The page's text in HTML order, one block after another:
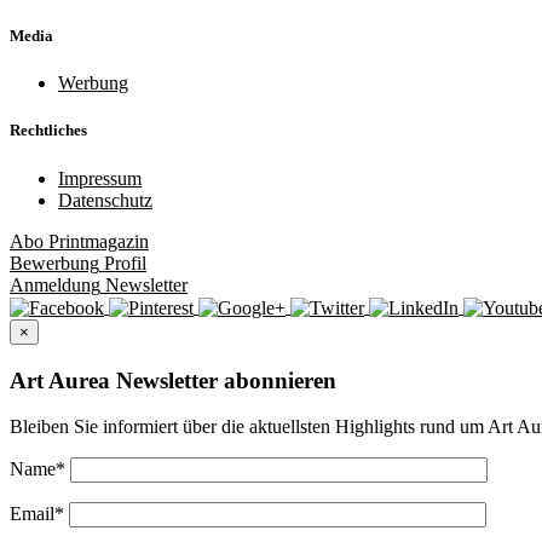
Media
Werbung
Rechtliches
Impressum
Datenschutz
Abo Printmagazin
Bewerbung Profil
Anmeldung Newsletter
×
Art Aurea Newsletter abonnieren
Bleiben Sie informiert über die aktuellsten Highlights rund um Art
Name*
Email*